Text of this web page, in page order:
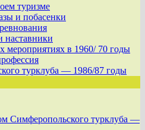
туризме
и побасенки
наставники
мероприятиях в 1960/ 70 годы
турклуба — 1986/87 годы
Симферопольского турклуба —